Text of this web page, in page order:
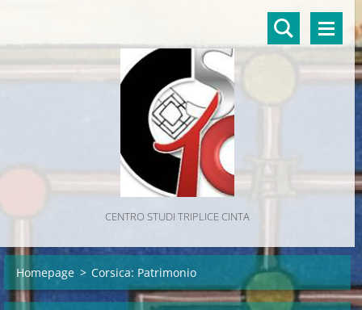
CENTRO STUDI TRIPLICE CINTA
Homepage > Corsica: Patrimonio